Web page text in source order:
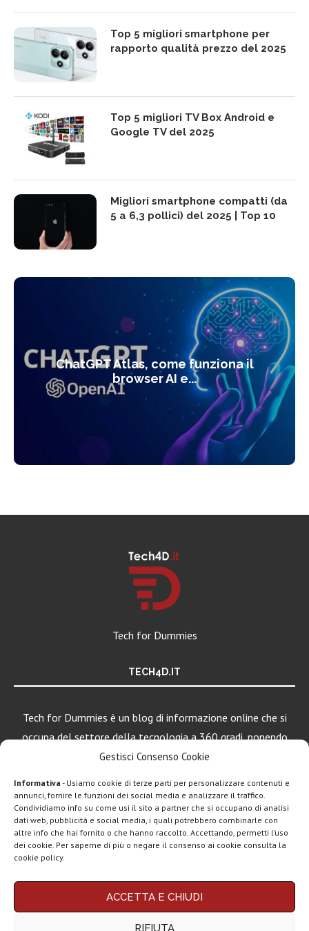
Gestisci Consenso Cookie
Informativa - Usiamo cookie di terze parti per personalizzare contenuti e
annunci, fornire le funzioni dei social media e analizzare il traffico.
Condividiamo info su come usi il sito a partner che si occupano di analisi
dati web, pubblicità e social media, i quali potrebbero combinarle con
altre info che hai fornito o che hanno raccolto. Accettando, permetti l’uso
dei cookie. Per saperne di più o negare il consenso ai cookie consulta la
cookie policy.
ACCETTA E CHIUDI
RIFIUTA
Top 5 migliori smartphone per
rapporto qualità prezzo del 2025
Top 5 migliori TV Box Android e
Google TV del 2025
Migliori smartphone compatti (da
5 a 6,3 pollici) del 2025 | Top 10
ChatGPT Atlas, come funziona il
browser AI e...
Tech for Dummies
TECH4D.IT
Tech for Dummies è un blog di informazione online che si
occupa del settore della tecnologia a 360 gradi, ponendo
una particolare attenzione al mondo Android, Apple e
Chi siamo Contatti Disclaimer Privacy policy
Questo blog non rappresenta una testata giornalistica in quanto viene aggiornato
LEGGI ANCHE
Apple lancia